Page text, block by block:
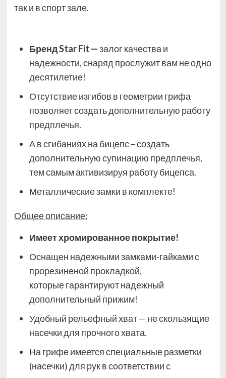
так и в спорт зале.
Бренд Star Fit —залог качества и
надежности, снаряд прослужит вам не одно
десятилетие!
Отсутствие изгибов в геометрии грифа
позволяет создать дополнительную работу
предплечья.
А в сгибаниях на бицепс – создать
дополнительную супинацию предплечья,
тем самым активизируя работу бицепса.
Металлические замки в комплекте!
Общее описание:
Имеет хромированное покрытие!
Оснащен надежными замками-гайками с
прорезиненой прокладкой,
которыегарантируют надежный
дополнительный прижим!
Удобный рельефный хват — не скользящие
насечки для прочного хвата.
На грифе имеется специальные разметки
(насечки) для рук в соответствии с